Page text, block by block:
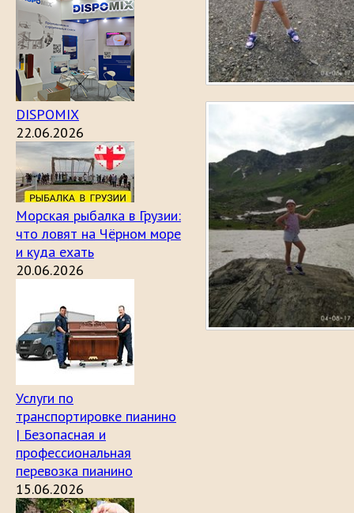
DISPOMIX
22.06.2026
Морская рыбалка в Грузии:
что ловят на Чёрном море
и куда ехать
20.06.2026
Услуги по
транспортировке пианино
| Безопасная и
профессиональная
перевозка пианино
15.06.2026